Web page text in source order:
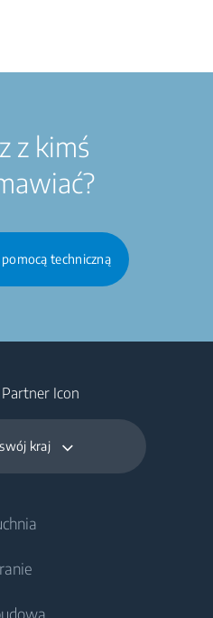
z kimś
techniczną
kraj